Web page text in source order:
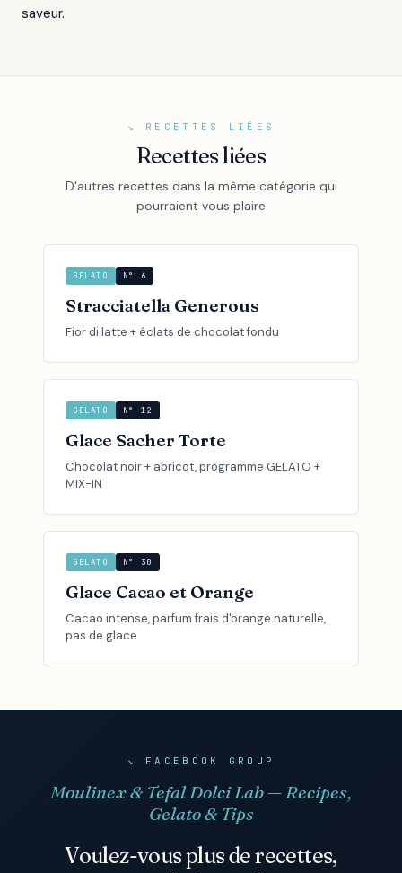
saveur.
↘ RECETTES LIÉES
Recettes liées
D'autres recettes dans la même catégorie qui
pourraient vous plaire
GELATO N° 6
Stracciatella Generous
Fior di latte + éclats de chocolat fondu
GELATO N° 12
Glace Sacher Torte
Chocolat noir + abricot, programme GELATO +
MIX-IN
GELATO N° 30
Glace Cacao et Orange
Cacao intense, parfum frais d'orange naturelle,
pas de glace
↘ FACEBOOK GROUP
Moulinex & Tefal Dolci Lab — Recipes,
Gelato & Tips
Voulez-vous plus de recettes,